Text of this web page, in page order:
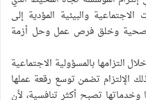
والبيئية المؤدية إلى
وخلق فرص عمل وحل أزمة
بالمسؤولية الاجتماعية
الإلتزام تضمن توسع رقعة عملها
تصبح أكثر تنافسية، لأن